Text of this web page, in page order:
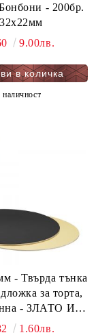
- 200бр.
9.00лв.
- Твърда тънка
за торта,
- ЗЛАТО И
мукава - 1 бр.
1.60лв.